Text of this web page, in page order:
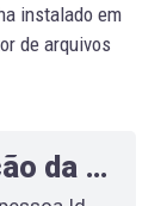
instalado em
de arquivos
Dispõe sobre a eleição da Diretoria do CMDPI-EF – Biênio 2025/2027